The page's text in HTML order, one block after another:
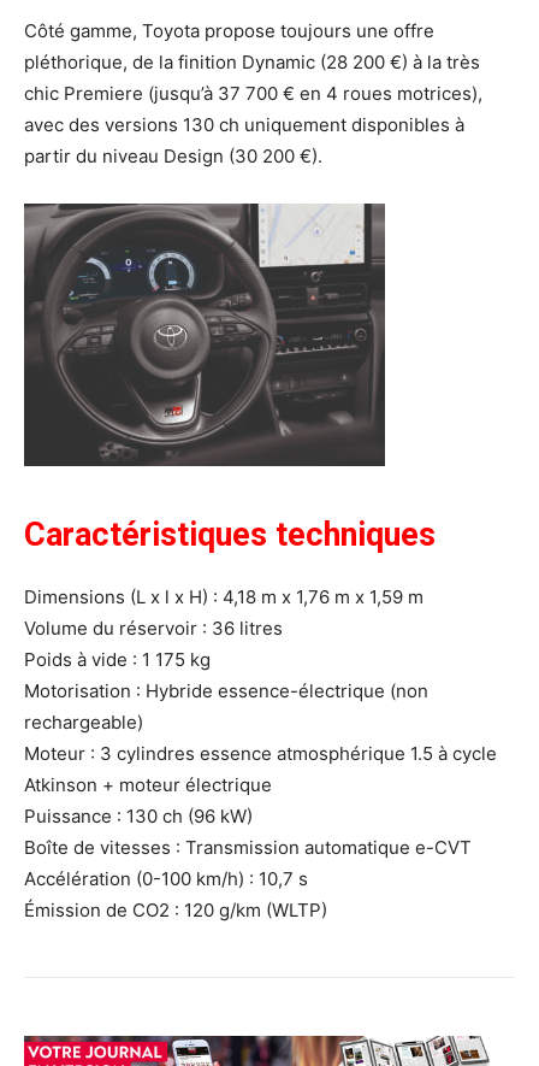
Côté gamme, Toyota propose toujours une offre
pléthorique, de la finition Dynamic (28 200 €) à la très
chic Premiere (jusqu’à 37 700 € en 4 roues motrices),
avec des versions 130 ch uniquement disponibles à
partir du niveau Design (30 200 €).
Caractéristiques techniques
Dimensions (L x l x H) : 4,18 m x 1,76 m x 1,59 m
Volume du réservoir : 36 litres
Poids à vide : 1 175 kg
Motorisation : Hybride essence-électrique (non
rechargeable)
Moteur : 3 cylindres essence atmosphérique 1.5 à cycle
Atkinson + moteur électrique
Puissance : 130 ch (96 kW)
Boîte de vitesses : Transmission automatique e-CVT
Accélération (0-100 km/h) : 10,7 s
Émission de CO2 : 120 g/km (WLTP)